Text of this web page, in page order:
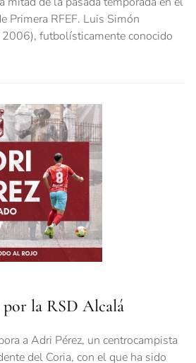
Primera RFEF. Luis Simón
2006), futbolísticamente conocido
la RSD Alcalá
a Adri Pérez, un centrocampista
del Coria, con el que ha sido